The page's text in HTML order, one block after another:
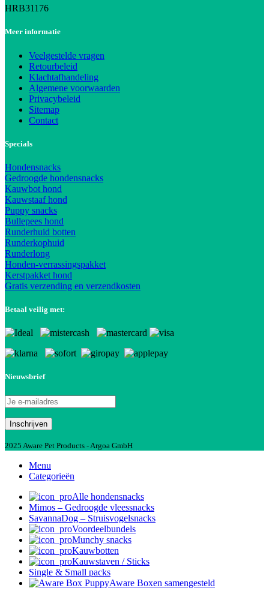
HRB31176
Meer informatie
Veelgestelde vragen
Retourbeleid
Klachtafhandeling
Algemene voorwaarden
Privacybeleid
Sitemap
Contact
Specials
Hondensnacks
Gedroogde hondensnacks
Kauwbot hond
Kauwstaaf hond
Puppy snacks
Bullepees hond
Runderhuid botten
Runderkophuid
Runderlong
Honden-verrassingspakket
Kerstpakket hond
Gratis verzending en verzendkosten
Betaal veilig met:
Nieuwsbrief
2025 Aware Pet Products - Argoa GmbH
Menu
Categorieën
Alle hondensnacks
Mimos – Gedroogde vleessnacks
SavannaDog – Struisvogelsnacks
Voordeelbundels
Munchy snacks
Kauwbotten
Kauwstaven / Sticks
Single & Small packs
Aware Boxen samengesteld